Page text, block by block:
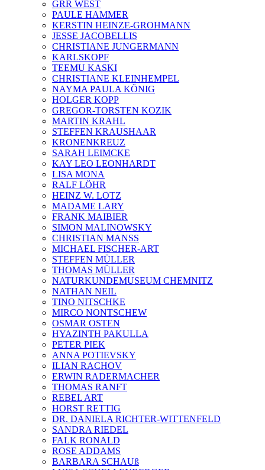
GRR WEST
PAULE HAMMER
KERSTIN HEINZE-GROHMANN
JESSE JACOBELLIS
CHRISTIANE JUNGERMANN
KARLSKOPF
TEEMU KASKI
CHRISTIANE KLEINHEMPEL
NAYMA PAULA KÖNIG
HOLGER KOPP
GREGOR-TORSTEN KOZIK
MARTIN KRAHL
STEFFEN KRAUSHAAR
KRONENKREUZ
SARAH LEIMCKE
KAY LEO LEONHARDT
LISA MONA
RALF LÖHR
HEINZ W. LOTZ
MADAME LARY
FRANK MAIBIER
SIMON MALINOWSKY
CHRISTIAN MANSS
MICHAEL FISCHER-ART
STEFFEN MÜLLER
THOMAS MÜLLER
NATURKUNDEMUSEUM CHEMNITZ
NATHAN NEIL
TINO NITSCHKE
MIRCO NONTSCHEW
OSMAR OSTEN
HYAZINTH PAKULLA
PETER PIEK
ANNA POTIEVSKY
ILIAN RACHOV
ERWIN RADERMACHER
THOMAS RANFT
REBEL ART
HORST RETTIG
DR. DANIELA RICHTER-WITTENFELD
SANDRA RIEDEL
FALK RONALD
ROSE ADDAMS
BARBARA SCHAUß